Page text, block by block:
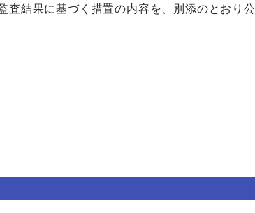
査結果に基づく措置の内容を、別添のとおり公